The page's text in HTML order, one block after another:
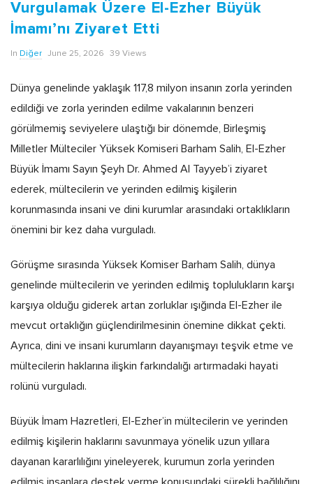
Vurgulamak Üzere El-Ezher Büyük
İmamı’nı Ziyaret Etti
In Diğer June 25, 2026 39 Views
Dünya genelinde yaklaşık 117,8 milyon insanın zorla yerinden
edildiği ve zorla yerinden edilme vakalarının benzeri
görülmemiş seviyelere ulaştığı bir dönemde, Birleşmiş
Milletler Mülteciler Yüksek Komiseri Barham Salih, El-Ezher
Büyük İmamı Sayın Şeyh Dr. Ahmed Al Tayyeb’i ziyaret
ederek, mültecilerin ve yerinden edilmiş kişilerin
korunmasında insani ve dini kurumlar arasındaki ortaklıkların
önemini bir kez daha vurguladı.
Görüşme sırasında Yüksek Komiser Barham Salih, dünya
genelinde mültecilerin ve yerinden edilmiş toplulukların karşı
karşıya olduğu giderek artan zorluklar ışığında El-Ezher ile
mevcut ortaklığın güçlendirilmesinin önemine dikkat çekti.
Ayrıca, dini ve insani kurumların dayanışmayı teşvik etme ve
mültecilerin haklarına ilişkin farkındalığı artırmadaki hayati
rolünü vurguladı.
Büyük İmam Hazretleri, El-Ezher’in mültecilerin ve yerinden
edilmiş kişilerin haklarını savunmaya yönelik uzun yıllara
dayanan kararlılığını yineleyerek, kurumun zorla yerinden
edilmiş insanlara destek verme konusundaki sürekli bağlılığını